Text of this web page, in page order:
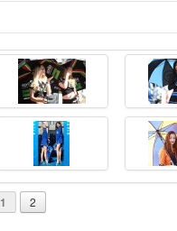
Foto:Unbekannt
Paddock, Gridgirl und Umbrella
1 2